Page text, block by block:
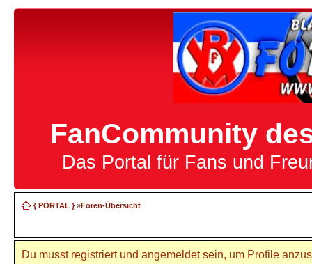
FanCommunity
Das Portal für Fans und
{ PORTAL }»Foren-Übersicht
Du musst registriert und angemeldet sein, um Profile